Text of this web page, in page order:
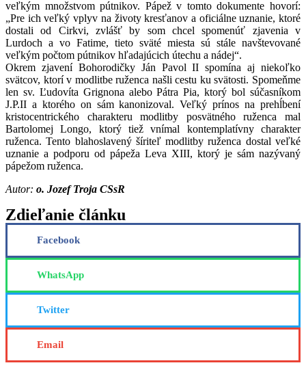
veľkým množstvom pútnikov. Pápež v tomto dokumente hovorí:
„Pre ich veľký vplyv na životy kresťanov a oficiálne uznanie, ktoré
dostali od Cirkvi, zvlášť by som chcel spomenúť zjavenia v
Lurdoch a vo Fatime, tieto sväté miesta sú stále navštevované
veľkým počtom pútnikov hľadajúcich útechu a nádej“.
Okrem zjavení Bohorodičky Ján Pavol II spomína aj niekoľko
svätcov, ktorí v modlitbe ruženca našli cestu ku svätosti. Spomeňme
len sv. Ľudovíta Grignona alebo Pátra Pia, ktorý bol súčasníkom
J.P.II a ktorého on sám kanonizoval. Veľký prínos na prehĺbení
kristocentrického charakteru modlitby posvätného ruženca mal
Bartolomej Longo, ktorý tiež vnímal kontemplatívny charakter
ruženca. Tento blahoslavený šíriteľ modlitby ruženca dostal veľké
uznanie a podporu od pápeža Leva XIII, ktorý je sám nazývaný
pápežom ruženca.
Autor: o. Jozef Troja CSsR
Zdieľanie článku
Facebook
WhatsApp
Twitter
Email